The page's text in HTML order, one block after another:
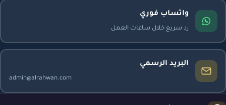
واتساب فوري
رد سريع خلال ساعات العمل
البريد الرسمي
admin@alrahwan.com